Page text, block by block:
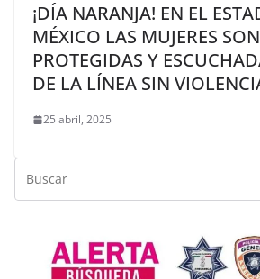
¡DÍA NARANJA! EN EL
MÉXICO LAS MUJERES SON
PROTEGIDAS Y
DE LA LÍNEA SIN
25 abril, 2025